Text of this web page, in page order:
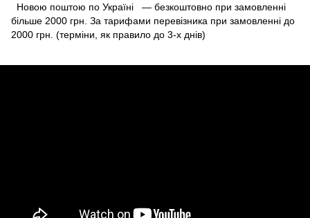
Новою поштою по Україні — безкоштовно при замовленні
більше 2000 грн. За тарифами перевізника при замовленні до
2000 грн. (терміни, як правило до 3-х днів)